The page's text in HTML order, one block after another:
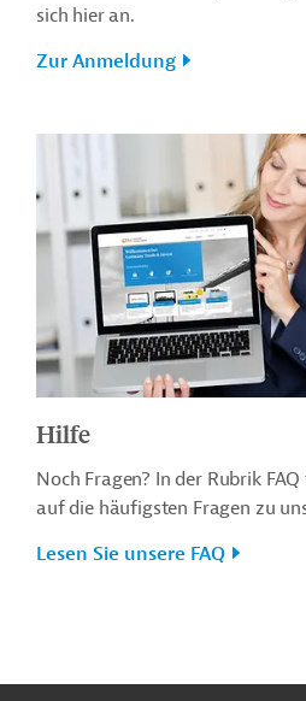
sich hier an.
Zur Anmeldung
Hilfe
Noch Fragen? In der Rubrik
auf die häufigsten Fragen zu
Lesen Sie unsere FAQ